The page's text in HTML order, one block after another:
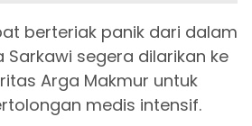
berteriak panik dari dalam
segera dilarikan ke
Arga Makmur untuk
medis intensif.